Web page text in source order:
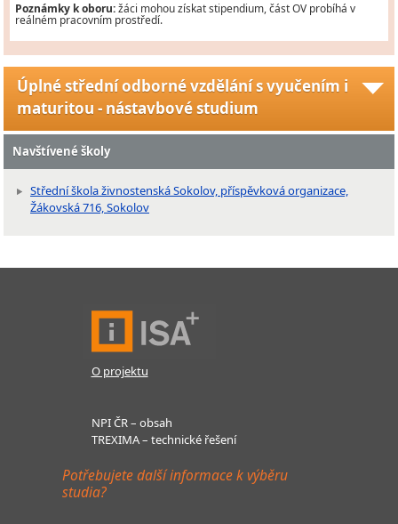
Poznámky k oboru:žáci mohou získat stipendium, část OV probíhá v
reálném pracovním prostředí.
Úplné střední odborné vzdělání s vyučením i
maturitou - nástavbové studium
Navštívené školy
Střední škola živnostenská Sokolov, příspěvková organizace,
Žákovská 716, Sokolov
O projektu
NPI ČR – obsah
TREXIMA – technické řešení
Potřebujete další informace k výběru
studia?